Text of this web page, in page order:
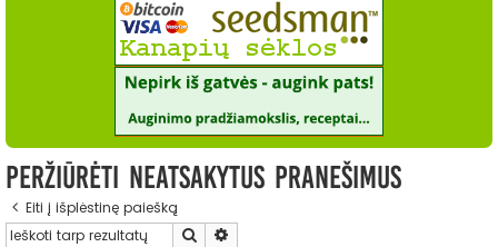
Peržiūrėti neatsakytus pranešimus
Eiti į išplėstinę paiešką
Ieškoti